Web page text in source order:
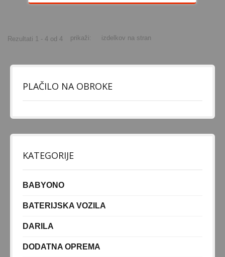
Rezultati 1 - 4 od 4 prikaži: izdelkov na stran
PLAČILO NA OBROKE
KATEGORIJE
BABYONO
BATERIJSKA VOZILA
DARILA
DODATNA OPREMA